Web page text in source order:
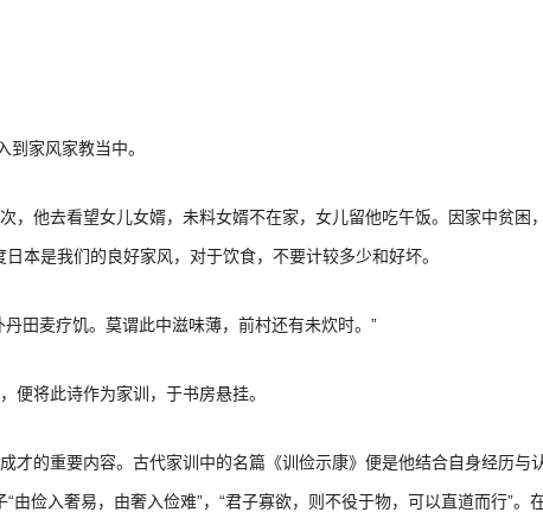
到家风家教当中。
，他去看望女儿女婿，未料女婿不在家，女儿留他吃午饭。因家中贫
本是我们的良好家风，对于饮食，不要计较多少和好坏。
田麦疗饥。 莫谓此中滋味薄，前村还有未炊时。”
便将此诗作为家训，于书房悬挂。
才的重要内容。古代家训中的名篇《训俭示康》便是他结合自身经历
“由俭入奢易，由奢入俭难”，“君子寡欲，则不役于物，可以直道而行”